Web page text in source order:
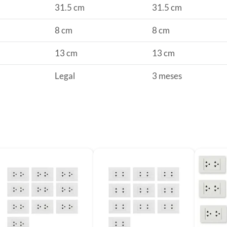
funcionalidad de diversos dispositivos electrónicos. Con
diseño compacto y versátil, este adaptador ofrece
una amplia gama de beneficios para usuarios de todas
31.5 cm 31.5 cm
8 cm 8 cm
13 cm 13 cm
Legal 3 meses